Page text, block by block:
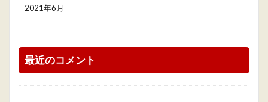
2021年6月
最近のコメント